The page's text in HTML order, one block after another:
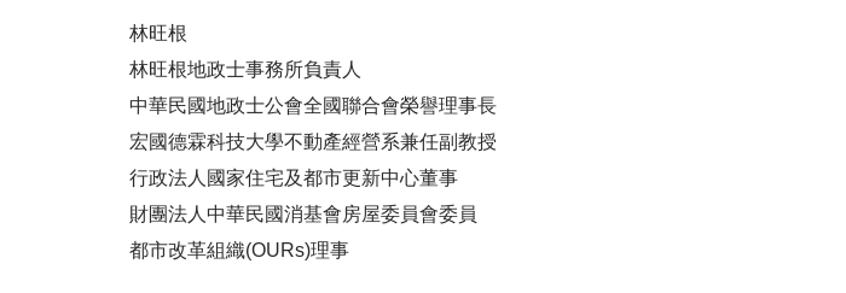
林旺根
林旺根地政士事務所負責人
中華民國地政士公會全國聯合會榮譽理事長
宏國德霖科技大學不動產經營系兼任副教授
行政法人國家住宅及都市更新中心董事
財團法人中華民國消基會房屋委員會委員
都市改革組織(OURs)理事